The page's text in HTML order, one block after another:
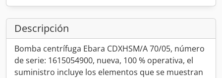
Descripción
Bomba centrífuga Ebara CDXHSM/A 70/05, número
de serie: 1615054900, nueva, 100 % operativa, el
suministro incluye los elementos que se muestran